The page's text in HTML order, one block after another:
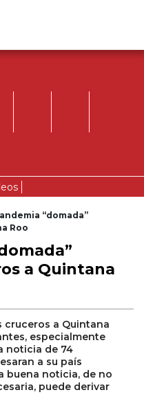
“domada”
Roo
a Quintana
cruceros a Quintana
especialmente
noticia de 74
a su país
buena noticia, de no
puede derivar